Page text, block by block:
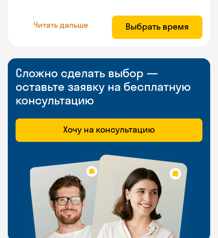
Читать дальше Выбрать время
Сложно сделать выбор —
оставьте заявку на бесплатную
консультацию
Хочу на консультацию